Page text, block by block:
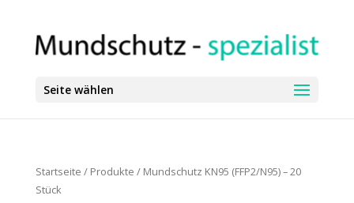
Seite wählen
Startseite / Produkte / Mundschutz KN95 (FFP2/N95) – 20
Stück